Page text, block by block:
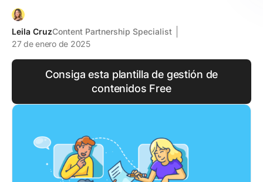
Leila CruzContent Partnership Specialist
27 de enero de 2025
Consiga esta plantilla de gestión de
contenidos Free